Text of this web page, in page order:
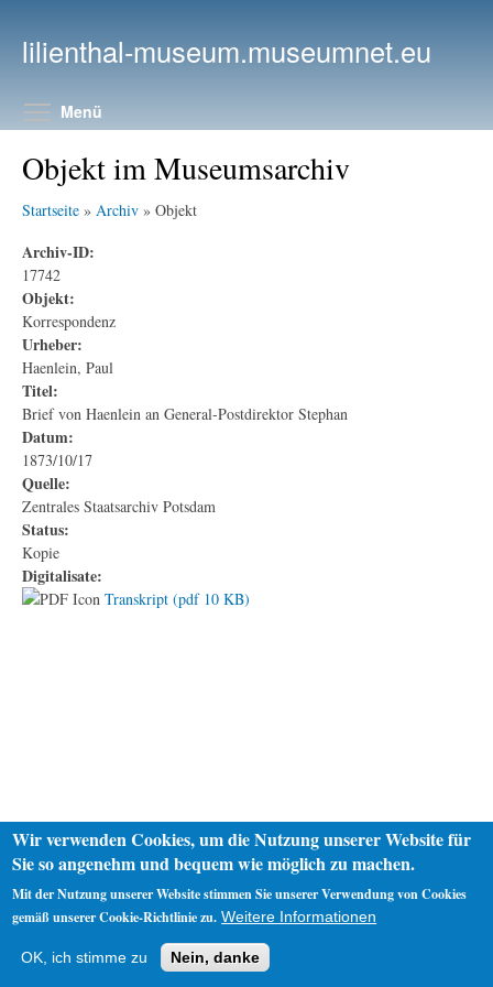
lilienthal-museum.museumnet.eu
Menü
Objekt im Museumsarchiv
Startseite » Archiv » Objekt
Archiv-ID:
17742
Objekt:
Korrespondenz
Urheber:
Haenlein, Paul
Titel:
Brief von Haenlein an General-Postdirektor Stephan
Datum:
1873/10/17
Quelle:
Zentrales Staatsarchiv Potsdam
Status:
Kopie
Digitalisate:
Transkript (pdf 10 KB)
Impressum
Wir verwenden Cookies, um die Nutzung unserer Website für
Sie so angenehm und bequem wie möglich zu machen.
Mit der Nutzung unserer Website stimmen Sie unserer Verwendung von Cookies
gemäß unserer Cookie-Richtlinie zu. Weitere Informationen
OK, ich stimme zu Nein, danke